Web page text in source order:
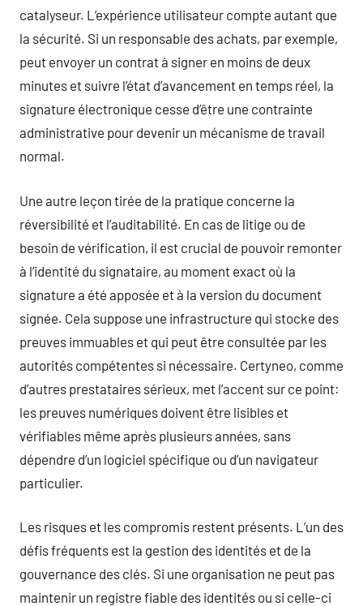
catalyseur. L’expérience utilisateur compte autant que
la sécurité. Si un responsable des achats, par exemple,
peut envoyer un contrat à signer en moins de deux
minutes et suivre l’état d’avancement en temps réel, la
signature électronique cesse d’être une contrainte
administrative pour devenir un mécanisme de travail
normal.
Une autre leçon tirée de la pratique concerne la
réversibilité et l’auditabilité. En cas de litige ou de
besoin de vérification, il est crucial de pouvoir remonter
à l’identité du signataire, au moment exact où la
signature a été apposée et à la version du document
signée. Cela suppose une infrastructure qui stocke des
preuves immuables et qui peut être consultée par les
autorités compétentes si nécessaire. Certyneo, comme
d’autres prestataires sérieux, met l’accent sur ce point:
les preuves numériques doivent être lisibles et
vérifiables même après plusieurs années, sans
dépendre d’un logiciel spécifique ou d’un navigateur
particulier.
Les risques et les compromis restent présents. L’un des
défis fréquents est la gestion des identités et de la
gouvernance des clés. Si une organisation ne peut pas
maintenir un registre fiable des identités ou si celle-ci